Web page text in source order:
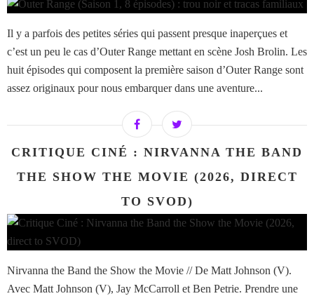
Il y a parfois des petites séries qui passent presque inaperçues et
c’est un peu le cas d’Outer Range mettant en scène Josh Brolin. Les
huit épisodes qui composent la première saison d’Outer Range sont
assez originaux pour nous embarquer dans une aventure...
CRITIQUE CINÉ : NIRVANNA THE BAND
THE SHOW THE MOVIE (2026, DIRECT
TO SVOD)
Nirvanna the Band the Show the Movie // De Matt Johnson (V).
Avec Matt Johnson (V), Jay McCarroll et Ben Petrie. Prendre une